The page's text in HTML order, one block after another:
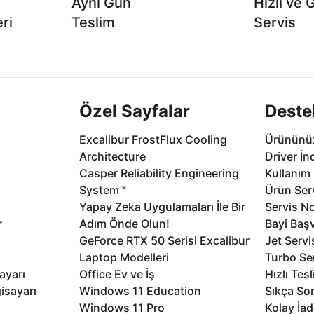
Teslim
Servis
Özel Sayfalar
Excalibur FrostFlux Cooling
Architecture
Casper Reliability Engineering
System™
Yapay Zeka Uygulamaları İle Bir
Adım Önde Olun!
GeForce RTX 50 Serisi Excalibur
Laptop Modelleri
Office Ev ve İş
Windows 11 Education
Windows 11 Pro
Driver
Kullanım
Ürün
Servis
Bayi
Jet
Turbo
Hızlı
Sıkça
Kolay